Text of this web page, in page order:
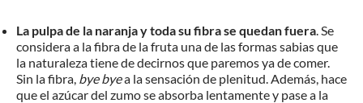
La pulpa de la naranja y toda su fibra se quedan fuera. Se
considera a la fibra de la fruta una de las formas sabias que
la naturaleza tiene de decirnos que paremos ya de comer.
Sin la fibra, bye byea la sensación de plenitud. Además, hace
que el azúcar del zumo se absorba lentamente y pase a la